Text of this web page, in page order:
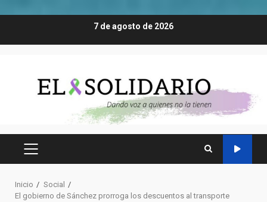
7 de agosto de 2026
MENÚ
Inicio
Social
El gobierno de Sánchez prorroga los descuentos al transporte